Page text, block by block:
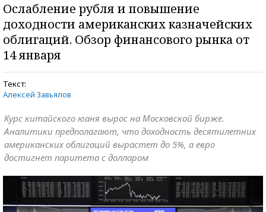
Ослабление рубля и повышение
доходности американских казначейских
облигаций. Обзор финансового рынка от
14 января
Текст:
Алексей Завьялов
Курс китайского юаня вырос на Московской бирже.
Аналитики предполагают, что доходность десятилетних
американских облигаций вырастет до 5%, а евро
достигнет паритета с долларом